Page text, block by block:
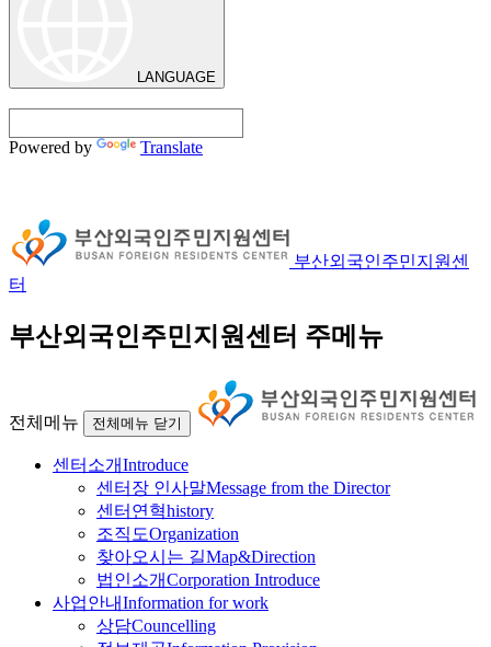
LANGUAGE
Powered by Translate
부산외국인주민지원센
터
부산외국인주민지원센터 주메뉴
전체메뉴 전체메뉴 닫기
센터소개Introduce
센터장 인사말Message from the Director
센터연혁history
조직도Organization
찾아오시는 길Map&Direction
법인소개Corporation Introduce
사업안내Information for work
상담Councelling